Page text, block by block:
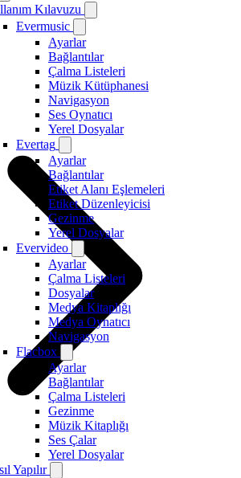
Kılavuzu
Evermusic
Ayarlar
Bağlantılar
Çalma Listeleri
Müzik Kütüphanesi
Navigasyon
Ses Oynatıcı
Yerel Dosyalar
Evertag
Ayarlar
Bağlantılar
Etiket Alanı Eşlemeleri
Etiket Düzenleyicisi
Gezinme
Yerel Dosyalar
Evervideo
Ayarlar
Çalma Listeleri
Dosyalar
Medya Kitaplığı
Medya Oynatıcı
Navigasyon
Flacbox
Ayarlar
Bağlantılar
Çalma Listeleri
Gezinme
Müzik Kitaplığı
Ses Çalar
Yerel Dosyalar
Yapılır